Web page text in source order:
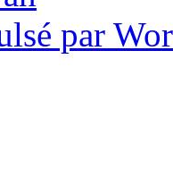
par